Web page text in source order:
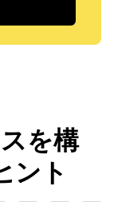
を構
ント